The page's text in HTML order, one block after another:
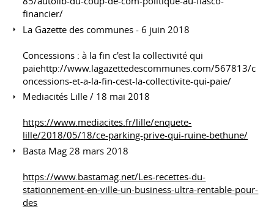
financier/
La Gazette des communes - 6 juin 2018
Concessions : à la fin c'est la collectivité qui
paiehttp://www.lagazettedescommunes.com/567813/c
oncessions-et-a-la-fin-cest-la-collectivite-qui-paie/
Mediacités Lille / 18 mai 2018
https://www.mediacites.fr/lille/enquete-
lille/2018/05/18/ce-parking-prive-qui-ruine-bethune/
Basta Mag 28 mars 2018
https://www.bastamag.net/Les-recettes-du-
stationnement-en-ville-un-business-ultra-rentable-pour-
des